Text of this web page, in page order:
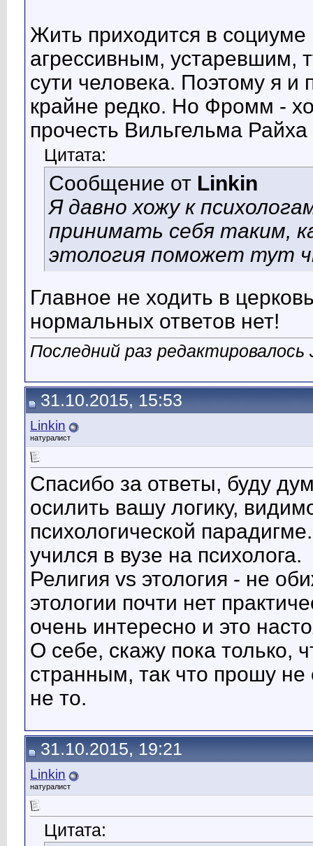
Жить приходится в
агрессивным, устаревшим,
сути человека. Поэтому я
крайне редко. Но Фромм -
прочесть Вильгельма
Цитата:
Сообщение от Linkin
Я давно хожу к
принимать себя таким,
этология поможет тут
Главное не ходить в
нормальных ответов нет!
Последний раз
31.10.2015, 15:53
Linkin
натуралист
Спасибо за ответы, буду
осилить вашу логику,
психологической
учился в вузе на психолога.
Религия vs этология - не
этологии почти нет
очень интересно и это
О себе, скажу пока только,
странным, так что прошу не
не то.
31.10.2015, 19:21
Linkin
натуралист
Цитата: